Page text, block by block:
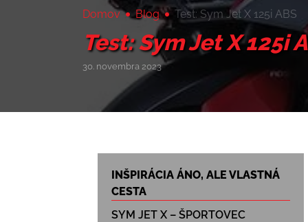
Domov Blog Test: Sym Jet X 125i ABS
Test: Sym Jet X 125i
30. novembra 2023
INŠPIRÁCIA ÁNO, ALE VLASTNÁ
CESTA
SYM JET X – ŠPORTOVEC